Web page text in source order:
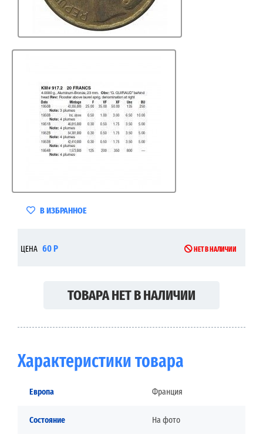
В ИЗБРАННОЕ
ЦЕНА 60 Р НЕТ В НАЛИЧИИ
ТОВАРА НЕТ В НАЛИЧИИ
Характеристики товара
Европа Франция
Состояние На фото